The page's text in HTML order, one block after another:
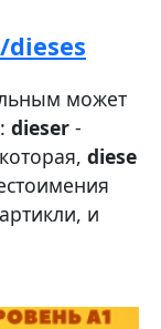
может
dieser -
diese
и